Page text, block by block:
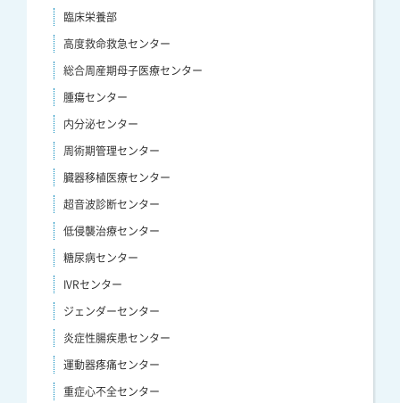
臨床栄養部
高度救命救急センター
総合周産期母子医療センター
腫瘍センター
内分泌センター
周術期管理センター
臓器移植医療センター
超音波診断センター
低侵襲治療センター
糖尿病センター
IVRセンター
ジェンダーセンター
炎症性腸疾患センター
運動器疼痛センター
重症心不全センター